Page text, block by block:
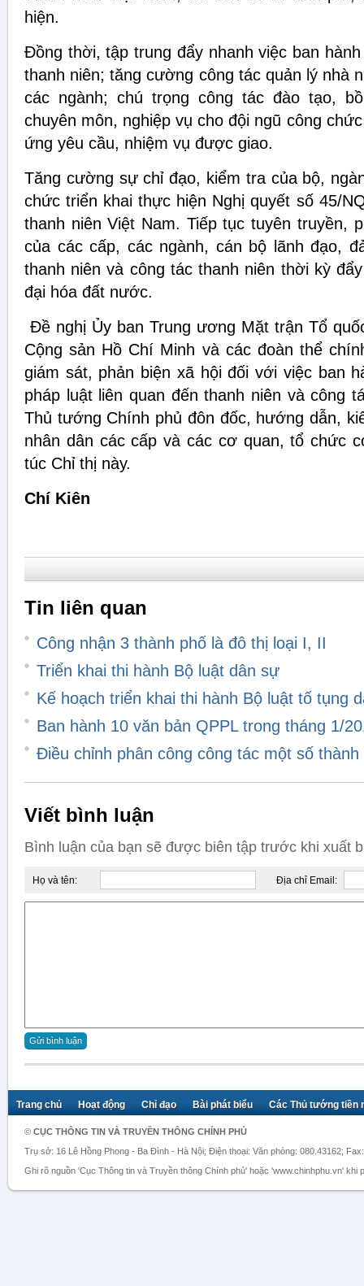
hiện.
Đồng thời, tập trung đẩy nhanh việc ban
thanh niên; tăng cường công tác quản lý nhà
các ngành; chú trọng công tác đào tạo,
chuyên môn, nghiệp vụ cho đội ngũ công
ứng yêu cầu, nhiệm vụ được giao.
Tăng cường sự chỉ đạo, kiểm tra của bộ,
chức triển khai thực hiện Nghị quyết số 45/
thanh niên Việt Nam. Tiếp tục tuyên truyền,
của các cấp, các ngành, cán bộ lãnh đạo,
thanh niên và công tác thanh niên thời kỳ
đại hóa đất nước.
Đề nghị Ủy ban Trung ương Mặt trận Tổ
Cộng sản Hồ Chí Minh và các đoàn thể
giám sát, phản biện xã hội đối với việc ban
pháp luật liên quan đến thanh niên và công
Thủ tướng Chính phủ đôn đốc, hướng dẫn,
nhân dân các cấp và các cơ quan, tổ chức
túc Chỉ thị này.
Chí Kiên
Tin liên quan
Công nhận 3 thành phố là đô thị loại I, II
Triển khai thi hành Bộ luật dân sự
Kế hoạch triển khai thi hành Bộ luật tố tụng
Ban hành 10 văn bản QPPL trong tháng 1/
Điều chỉnh phân công công tác một số
Viết bình luận
Bình luận của bạn sẽ được biên tập trước khi xuất
Họ và tên: Địa chỉ Email:
Trang chủ Hoạt động Chỉ đạo Bài phát biểu Các Thủ tướng tiền
© CỤC THÔNG TIN VÀ TRUYỀN THÔNG CHÍNH PHỦ
Trụ sở: 16 Lê Hồng Phong - Ba Đình - Hà Nội; Điện thoại: Văn phòng: 080.43162;
Ghi rõ nguồn 'Cục Thông tin và Truyền thông Chính phủ' hoặc 'www.chinhphu.vn' khi